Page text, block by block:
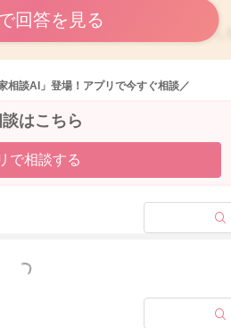
て、赤ちゃんを落としてしまったりし
release/pdf/161024kouhyou_1.pdf
field_ref_resources/0ea9d385-
actions_handbook_05.pdf
回答を見る
相談AI」登場！アプリで今すぐ相談／
はこちら
で相談する
と見る